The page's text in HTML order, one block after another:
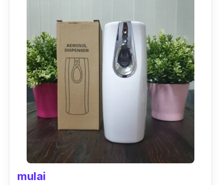
Alat penyemprot ruangan ini punya ketahanan
sampai 24 jam. Dengan kapasitas 260 ml,
dayanya pun menggunakan 2 buah baterai
serta pilihan interval waktunya juga cukup
variatif. Kamu bisa bebas mengatur waktu 5,
10, atau 15 menit sekali sesuai keinginan.
Kamu bisa mendapatkan pengharum ruangan
otomatis Krisbow tanpa membuat kantong
jebol. Cuma Rp. 200 ribuan, kok.
mulai